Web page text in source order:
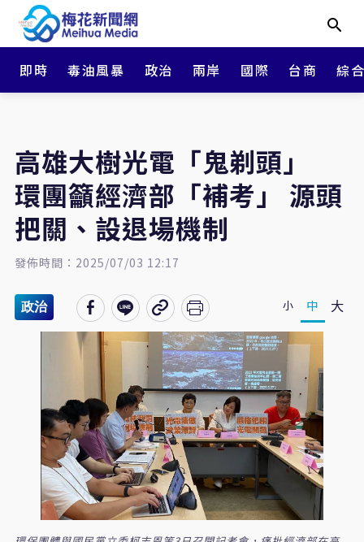
即時 毒油風暴 政治 兩岸 國際 台商 綜
高雄大樹光電「鬼剃頭」
環團籲經濟部「補考」 源頭
把關、設退場機制
發佈時間：2025/07/03 12:17
政治 小 中 大